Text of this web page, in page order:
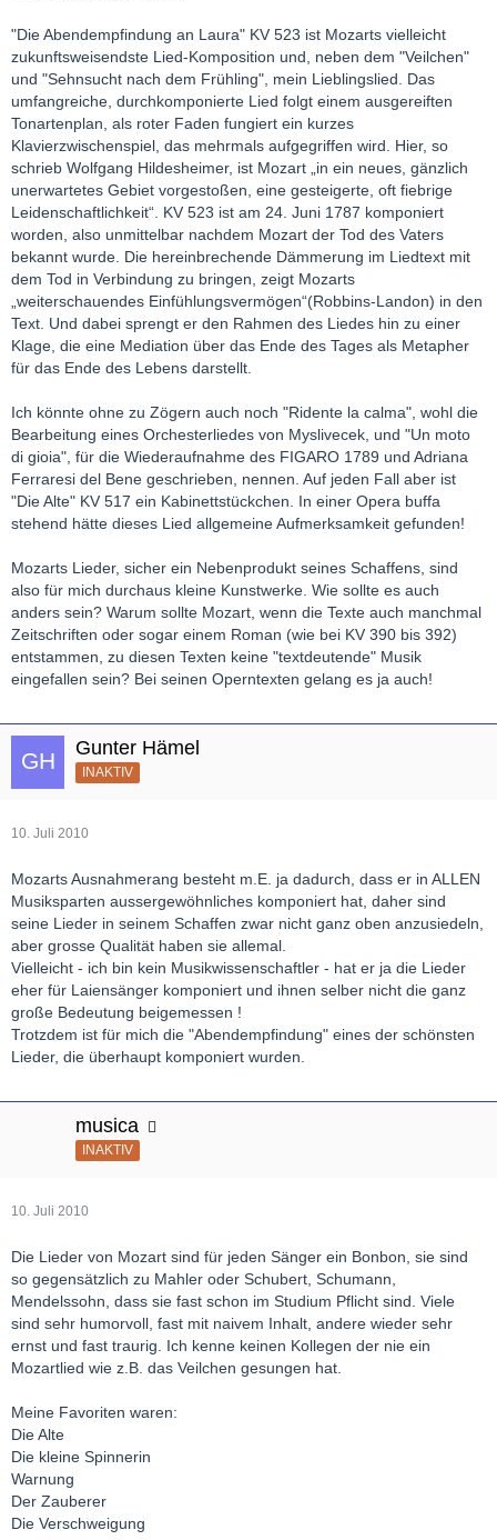
"Die Abendempfindung an Laura" KV 523 ist Mozarts vielleicht
zukunftsweisendste Lied-Komposition und, neben dem "Veilchen"
und "Sehnsucht nach dem Frühling", mein Lieblingslied. Das
umfangreiche, durchkomponierte Lied folgt einem ausgereiften
Tonartenplan, als roter Faden fungiert ein kurzes
Klavierzwischenspiel, das mehrmals aufgegriffen wird. Hier, so
schrieb Wolfgang Hildesheimer, ist Mozart „in ein neues, gänzlich
unerwartetes Gebiet vorgestoßen, eine gesteigerte, oft fiebrige
Leidenschaftlichkeit“. KV 523 ist am 24. Juni 1787 komponiert
worden, also unmittelbar nachdem Mozart der Tod des Vaters
bekannt wurde. Die hereinbrechende Dämmerung im Liedtext mit
dem Tod in Verbindung zu bringen, zeigt Mozarts
„weiterschauendes Einfühlungsvermögen“(Robbins-Landon) in den
Text. Und dabei sprengt er den Rahmen des Liedes hin zu einer
Klage, die eine Mediation über das Ende des Tages als Metapher
für das Ende des Lebens darstellt.
Ich könnte ohne zu Zögern auch noch "Ridente la calma", wohl die
Bearbeitung eines Orchesterliedes von Myslivecek, und "Un moto
di gioia", für die Wiederaufnahme des FIGARO 1789 und Adriana
Ferraresi del Bene geschrieben, nennen. Auf jeden Fall aber ist
"Die Alte" KV 517 ein Kabinettstückchen. In einer Opera buffa
stehend hätte dieses Lied allgemeine Aufmerksamkeit gefunden!
Mozarts Lieder, sicher ein Nebenprodukt seines Schaffens, sind
also für mich durchaus kleine Kunstwerke. Wie sollte es auch
anders sein? Warum sollte Mozart, wenn die Texte auch manchmal
Zeitschriften oder sogar einem Roman (wie bei KV 390 bis 392)
entstammen, zu diesen Texten keine "textdeutende" Musik
eingefallen sein? Bei seinen Operntexten gelang es ja auch!
Gunter Hämel
INAKTIV
10. Juli 2010
Mozarts Ausnahmerang besteht m.E. ja dadurch, dass er in ALLEN
Musiksparten aussergewöhnliches komponiert hat, daher sind
seine Lieder in seinem Schaffen zwar nicht ganz oben anzusiedeln,
aber grosse Qualität haben sie allemal.
Vielleicht - ich bin kein Musikwissenschaftler - hat er ja die Lieder
eher für Laiensänger komponiert und ihnen selber nicht die ganz
große Bedeutung beigemessen !
Trotzdem ist für mich die "Abendempfindung" eines der schönsten
Lieder, die überhaupt komponiert wurden.
musica
INAKTIV
10. Juli 2010
Die Lieder von Mozart sind für jeden Sänger ein Bonbon, sie sind
so gegensätzlich zu Mahler oder Schubert, Schumann,
Mendelssohn, dass sie fast schon im Studium Pflicht sind. Viele
sind sehr humorvoll, fast mit naivem Inhalt, andere wieder sehr
ernst und fast traurig. Ich kenne keinen Kollegen der nie ein
Mozartlied wie z.B. das Veilchen gesungen hat.
Meine Favoriten waren:
Die Alte
Die kleine Spinnerin
Warnung
Der Zauberer
Die Verschweigung